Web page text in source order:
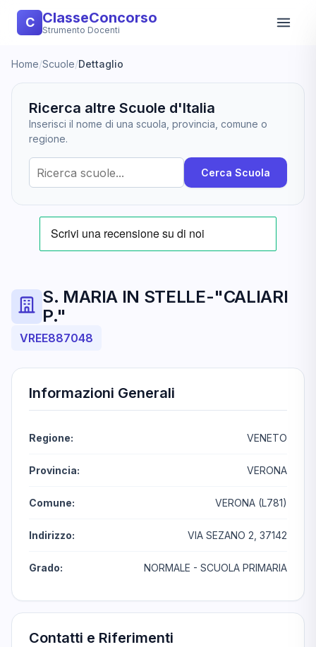
C ClasseConcorso
Strumento Docenti
Home/Scuole/Dettaglio
Ricerca altre Scuole d'Italia
Inserisci il nome di una scuola, provincia, comune o
regione.
Cerca Scuola
S. MARIA IN STELLE-"CALIARI
P."
VREE887048
Informazioni Generali
Regione: VENETO
Provincia: VERONA
Comune: VERONA (L781)
Indirizzo: VIA SEZANO 2, 37142
Grado: NORMALE - SCUOLA PRIMARIA
Contatti e Riferimenti